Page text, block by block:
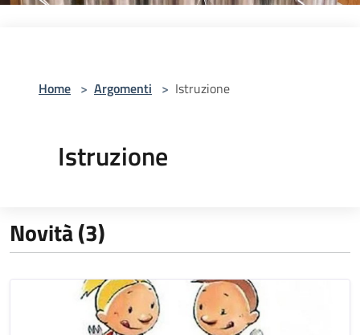
Home > Argomenti > Istruzione
Istruzione
Novità (3)